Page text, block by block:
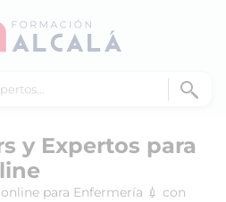
y Expertos para
para Enfermería 💉 con